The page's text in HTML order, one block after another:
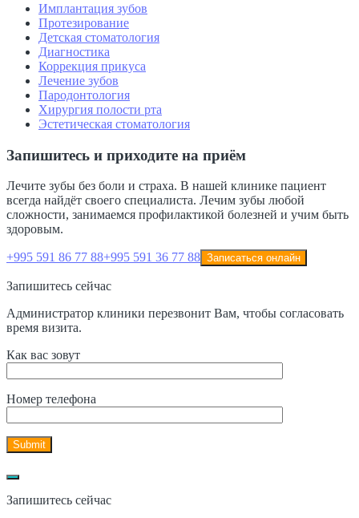
Имплантация зубов
Протезирование
Детская стоматология
Диагностика
Коррекция прикуса
Лечение зубов
Пародонтология
Хирургия полости рта
Эстетическая стоматология
Запишитесь и приходите на приём
Лечите зубы без боли и страха. В нашей клинике пациент
всегда найдёт своего специалиста. Лечим зубы любой
сложности, занимаемся профилактикой болезней и учим быть
здоровым.
+995 591 86 77 88+995 591 36 77 88 Записаться онлайн
Запишитесь сейчас
Администратор клиники перезвонит Вам, чтобы согласовать
время визита.
Как вас зовут
Номер телефона
Запишитесь сейчас